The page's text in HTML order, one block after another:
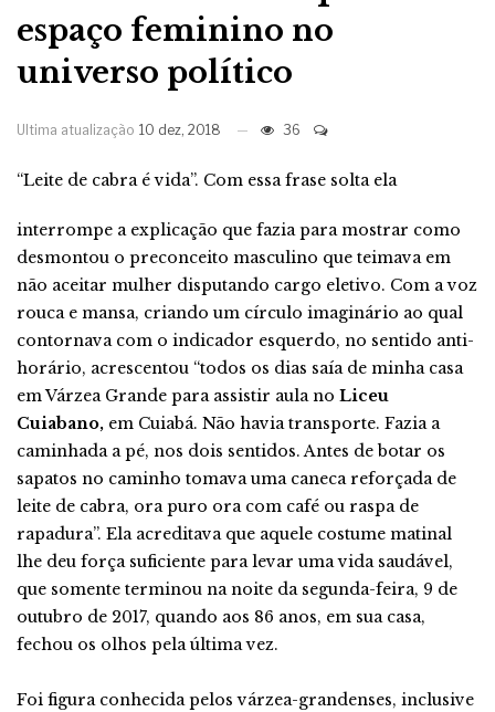
espaço feminino no
universo político
Ultima atualização 10 dez, 2018 36
“Leite de cabra é vida”. Com essa frase solta ela
interrompe a explicação que fazia para mostrar como
desmontou o preconceito masculino que teimava em
não aceitar mulher disputando cargo eletivo. Com a voz
rouca e mansa, criando um círculo imaginário ao qual
contornava com o indicador esquerdo, no sentido anti-
horário, acrescentou “todos os dias saía de minha casa
em Várzea Grande para assistir aula no Liceu
Cuiabano, em Cuiabá. Não havia transporte. Fazia a
caminhada a pé, nos dois sentidos. Antes de botar os
sapatos no caminho tomava uma caneca reforçada de
leite de cabra, ora puro ora com café ou raspa de
rapadura”. Ela acreditava que aquele costume matinal
lhe deu força suficiente para levar uma vida saudável,
que somente terminou na noite da segunda-feira, 9 de
outubro de 2017, quando aos 86 anos, em sua casa,
fechou os olhos pela última vez.
Foi figura conhecida pelos várzea-grandenses, inclusive